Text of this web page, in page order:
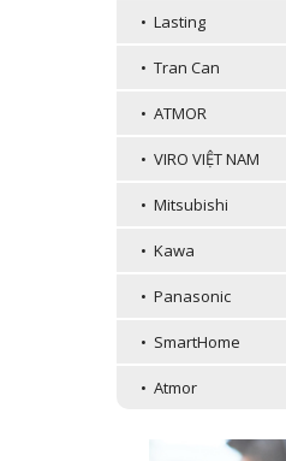
• Lasting
• Tran Can
• ATMOR
• VIRO VIỆT NAM
• Mitsubishi
• Kawa
• Panasonic
• SmartHome
• Atmor